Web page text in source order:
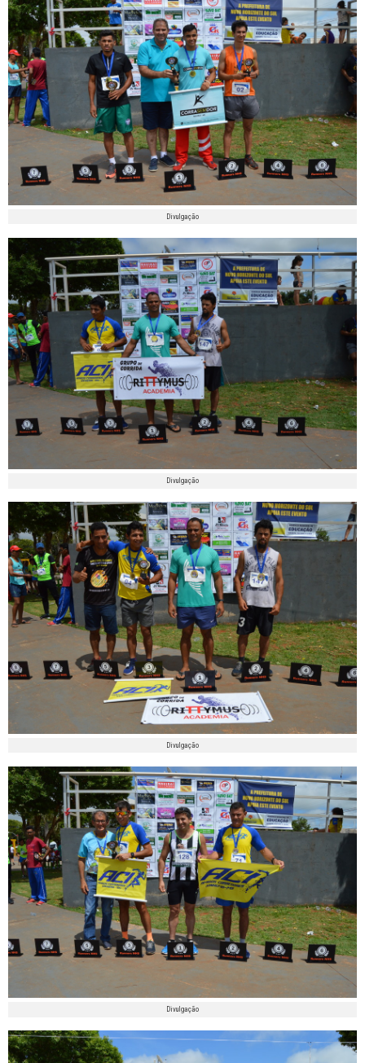
Divulgação
Divulgação
Divulgação
Divulgação